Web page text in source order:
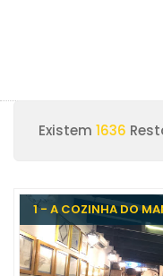
Existem 1636
1 - A COZINHA DO